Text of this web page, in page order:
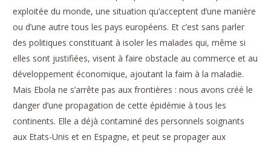
exploitée du monde, une situation qu’acceptent d’une manière
ou d’une autre tous les pays européens. Et c’est sans parler
des politiques constituant à isoler les malades qui, même si
elles sont justifiées, visent à faire obstacle au commerce et au
développement économique, ajoutant la faim à la maladie.
Mais Ebola ne s’arrête pas aux frontières : nous avons créé le
danger d’une propagation de cette épidémie à tous les
continents. Elle a déjà contaminé des personnels soignants
aux Etats-Unis et en Espagne, et peut se propager aux